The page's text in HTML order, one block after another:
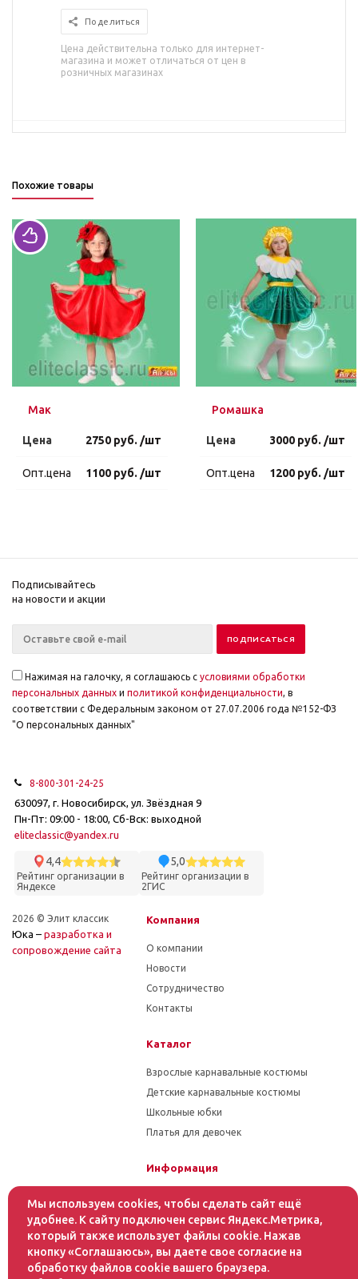
Поделиться
Цена действительна только для интернет-
магазина и может отличаться от цен в
розничных магазинах
Похожие товары
Мак
Цена 2750 руб. /шт
Опт.цена 1100 руб. /шт
Ромашка
Цена 3000 руб. /шт
Опт.цена 1200 руб. /шт
Подписывайтесь
на новости и акции
Нажимая на галочку, я соглашаюсь с условиями обработки
персональных данных и политикой конфиденциальности, в
соответствии с Федеральным законом от 27.07.2006 года №152-ФЗ
"О персональных данных"
8-800-301-24-25
630097, г. Новосибирск, ул. Звёздная 9
Пн-Пт: 09:00 - 18:00, Сб-Вск: выходной
eliteclassic@yandex.ru
4,4
Рейтинг организации в
Яндексе
5,0
Рейтинг организации в
2ГИС
2026 © Элит классик
Юка – разработка и
cопровождение сайта
Компания
О компании
Новости
Сотрудничество
Контакты
Каталог
Взрослые карнавальные костюмы
Детские карнавальные костюмы
Школьные юбки
Платья для девочек
Информация
Гарантия на товар
Условия оплаты
Условия доставки
Помощь
Мы используем cookies, чтобы сделать сайт ещё
удобнее. К сайту подключен сервис Яндекс.Метрика,
который также использует файлы cookie. Нажав
кнопку «Соглашаюсь», вы даете свое согласие на
обработку файлов cookie вашего браузера.